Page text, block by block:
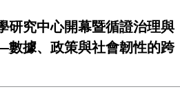
研究中心開幕暨循證治理與
據、政策與社會韌性的跨